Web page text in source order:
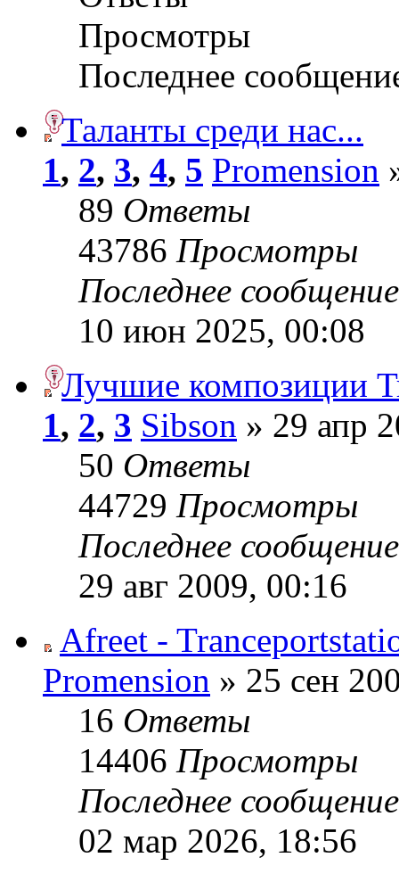
Просмотры
Последнее
Таланты среди нас...
1, 2, 3, 4, 5 Promension
89 Ответы
43786 Просмотры
Последнее
10 июн 2025, 00:08
Лучшие композиции
1, 2, 3 Sibson » 29 апр
50 Ответы
44729 Просмотры
Последнее
29 авг 2009, 00:16
Afreet -
Promension » 25 сен
16 Ответы
14406 Просмотры
Последнее
02 мар 2026, 18:56